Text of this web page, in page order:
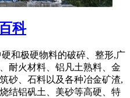
科
和极硬物料的破碎、整形,广
耐火材料、铝凡土熟料、金
砂、石料以及各种冶金矿渣,
结铝矾土、美砂等高硬、特